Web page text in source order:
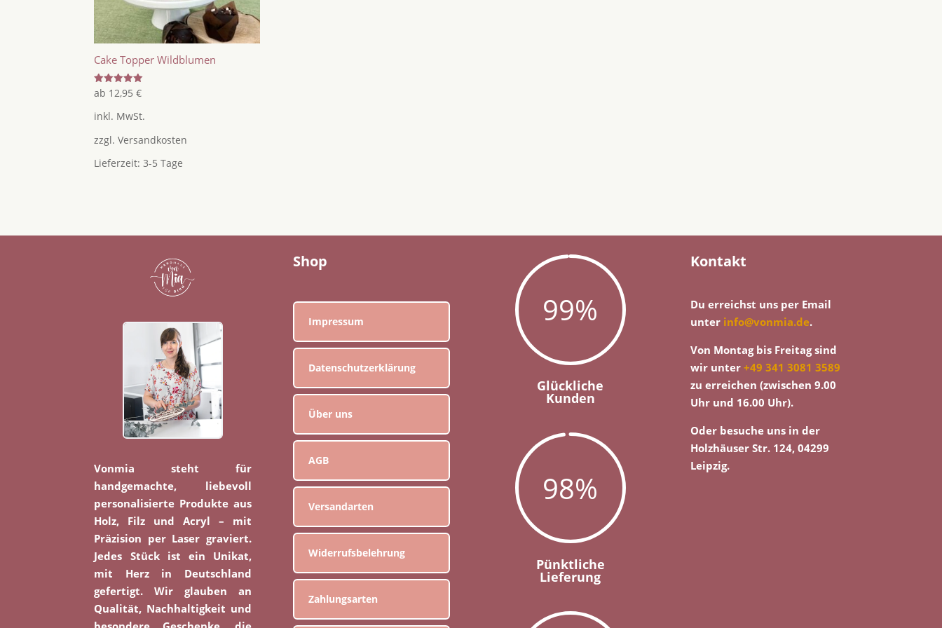
Cake Topper Wildblumen
Bewertet
mit
von 5
ab 12,95€
inkl. MwSt.
zzgl.Versandkosten
Lieferzeit:3-5 Tage
Vonmia steht für
handgemachte, liebevoll
personalisierte Produkte aus
Holz, Filz und Acryl – mit
Präzision per Laser graviert.
Jedes Stück ist ein Unikat,
mit Herz in Deutschland
gefertigt. Wir glauben an
Qualität, Nachhaltigkeit und
Shop
Impressum
Datenschutzerklärung
Über uns
AGB
Versandarten
Widerrufsbelehrung
Zahlungsarten
99%
Glückliche
Kunden
98%
Pünktliche
Lieferung
Kontakt
Du erreichst uns per Email
unter info@vonmia.de.
Von Montag bis Freitag sind
wir unter+49 341 3081 3589
zu erreichen (zwischen 9.00
Uhr und 16.00 Uhr).
Oder besuche uns in der
Holzhäuser Str. 124, 04299
Leipzig.